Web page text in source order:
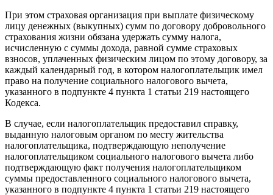
При этом страховая организация при выплате физическому
лицу денежных (выкупных) сумм по договору добровольного
страхования жизни обязана удержать сумму налога,
исчисленную с суммы дохода, равной сумме страховых
взносов, уплаченных физическим лицом по этому договору, за
каждый календарный год, в котором налогоплательщик имел
право на получение социального налогового вычета,
указанного в подпункте 4 пункта 1 статьи 219 настоящего
Кодекса.
В случае, если налогоплательщик предоставил справку,
выданную налоговым органом по месту жительства
налогоплательщика, подтверждающую неполучение
налогоплательщиком социального налогового вычета либо
подтверждающую факт получения налогоплательщиком
суммы предоставленного социального налогового вычета,
указанного в подпункте 4 пункта 1 статьи 219 настоящего